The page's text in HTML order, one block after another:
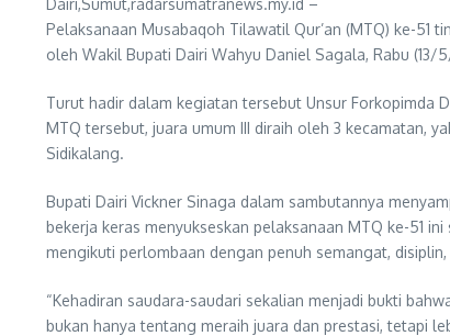
Dairi,Sumut,radarsumatranews.my.id –
Pelaksanaan Musabaqoh Tilawatil Qur’an (MTQ) ke-51
oleh Wakil Bupati Dairi Wahyu Daniel Sagala, Rabu
Turut hadir dalam kegiatan tersebut Unsur Forkopimda
MTQ tersebut, juara umum III diraih oleh 3 kecamatan,
Sidikalang.
Bupati Dairi Vickner Sinaga dalam sambutannya
bekerja keras menyukseskan pelaksanaan MTQ ke-51
mengikuti perlombaan dengan penuh semangat,
“Kehadiran saudara-saudari sekalian menjadi bukti
bukan hanya tentang meraih juara dan prestasi, tetapi